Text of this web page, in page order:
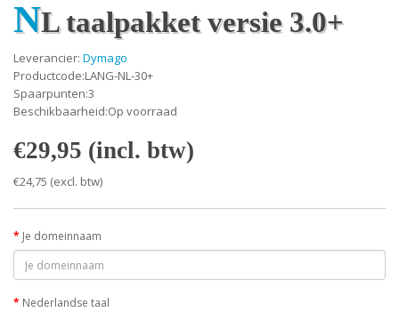
NL taalpakket versie 3.0+
Leverancier: Dymago
Productcode:LANG-NL-30+
Spaarpunten:3
Beschikbaarheid:Op voorraad
€29,95 (incl. btw)
€24,75 (excl. btw)
Je domeinnaam
Nederlandse taal